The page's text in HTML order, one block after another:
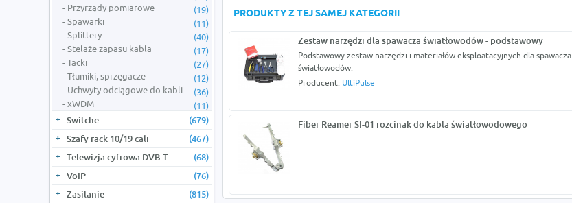
Przyrządy pomiarowe
(19)
Spawarki
(11)
Splittery
(40)
Stelaże zapasu kabla
(17)
Tacki
(27)
Tłumiki, sprzęgacze
(12)
Uchwyty odciągowe do kabli
(36)
xWDM
(11)
Switche
(679)
Szafy rack 10/19 cali
(467)
Telewizja cyfrowa DVB-T
(68)
VoIP
(76)
Zasilanie
(815)
PRODUKTY Z TEJ SAMEJ KATEGORII
Zestaw narzędzi dla spawacza światłowodów - podstawowy
Podstawowy zestaw narzędzi i materiałów eksploatacyjnych dla spawacza
światłowodów.
Producent: UltiPulse
Fiber Reamer SI-01 rozcinak do kabla światłowodowego